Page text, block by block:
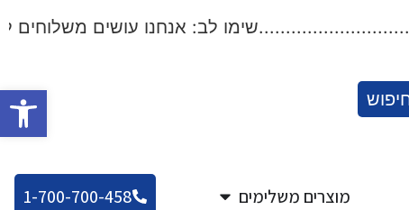
פתח
לב: אנחנו עושים
מוצרים משלימים 1-700-700-458